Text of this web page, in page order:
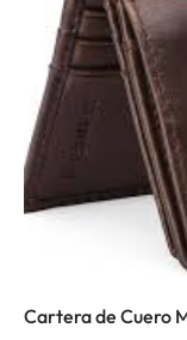
Cartera de Cuero